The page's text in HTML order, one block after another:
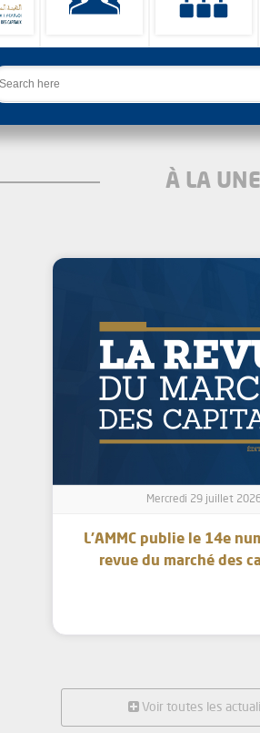
À LA UNE
Mercredi 29 juillet
L’AMMC publie le 14e
revue du marché des
Voir toutes les